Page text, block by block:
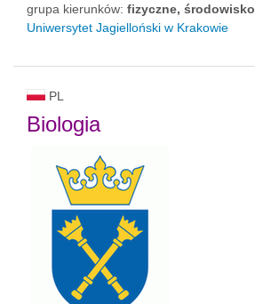
grupa kierunków: fizyczne, środowisko
Uniwersytet Jagielloński w Krakowie
PL
Biologia